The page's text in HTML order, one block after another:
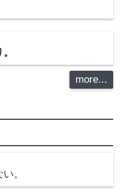
more...
。